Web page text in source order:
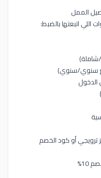
الممل
اتبعتها بالضبط:
شاملة)
سنوي/سنوي)
أو كود الخصم